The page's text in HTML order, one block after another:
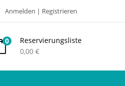
Anmelden | Registrieren
0
Reservierungsliste
0,00 €